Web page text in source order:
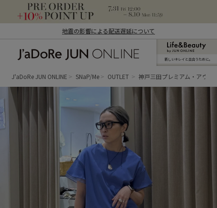
地震の影響による配送遅延について
ン オンライン）
新しいキレイと出合うために。
J'aDoRe JUN ONLINE SNaP/Me OUTLET 神戸三田プレミアム・アウト